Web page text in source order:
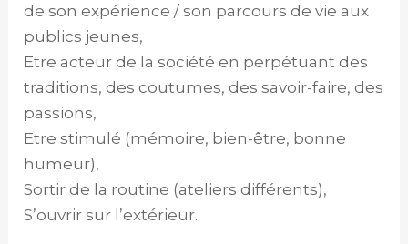
de son expérience / son parcours de vie aux
publics jeunes,
Etre acteur de la société en perpétuant des
traditions, des coutumes, des savoir-faire, des
passions,
Etre stimulé (mémoire, bien-être, bonne
humeur),
Sortir de la routine (ateliers différents),
S’ouvrir sur l’extérieur.